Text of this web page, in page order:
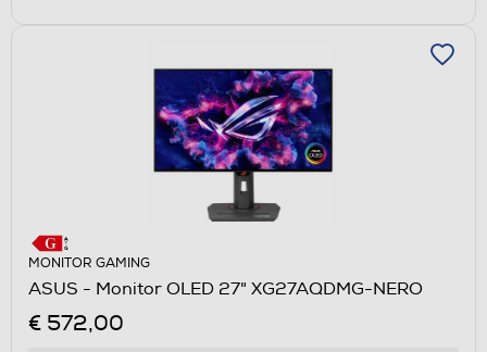
MONITOR GAMING
ASUS - Monitor OLED 27" XG27AQDMG-NERO
€ 572,00